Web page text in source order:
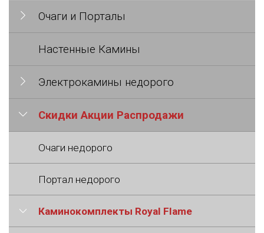
Очаги и Порталы
Настенные Камины
Электрокамины недорого
Скидки Акции Распродажи
Очаги недорого
Портал недорого
Каминокомплекты Royal Flame